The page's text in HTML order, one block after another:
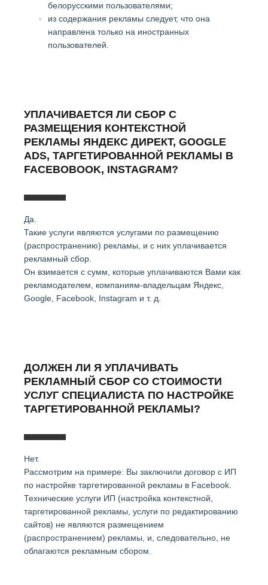
белорусскими пользователями;
из содержания рекламы следует, что она
направлена только на иностранных
пользователей.
УПЛАЧИВАЕТСЯ ЛИ СБОР С
РАЗМЕЩЕНИЯ КОНТЕКСТНОЙ
РЕКЛАМЫ ЯНДЕКС ДИРЕКТ, GOOGLE
ADS, ТАРГЕТИРОВАННОЙ РЕКЛАМЫ В
FACEBOBOOK, INSTAGRAM?
Да.
Такие услуги являются услугами по размещению
(распространению) рекламы, и с них уплачивается
рекламный сбор.
Он взимается с сумм, которые уплачиваются Вами как
рекламодателем, компаниям-владельцам Яндекс,
Google, Facebook, Instagram и т. д.
ДОЛЖЕН ЛИ Я УПЛАЧИВАТЬ
РЕКЛАМНЫЙ СБОР СО СТОИМОСТИ
УСЛУГ СПЕЦИАЛИСТА ПО НАСТРОЙКЕ
ТАРГЕТИРОВАННОЙ РЕКЛАМЫ?
Нет.
Рассмотрим на примере: Вы заключили договор с ИП
по настройке таргетированной рекламы в Facebook.
Технические услуги ИП (настройка контекстной,
таргетированной рекламы, услуги по редактированию
сайтов) не являются размещением
(распространением) рекламы, и, следовательно, не
облагаются рекламным сбором.